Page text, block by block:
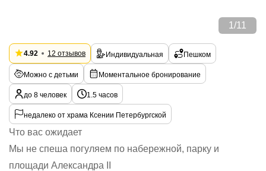
1 /11
4.92 12 отзывов Индивидуальная Пешком
Можно с детьми Моментальное бронирование
до 8 человек 1.5 часов
недалеко от храма Ксении Петербургской
Что вас ожидает
Мы не спеша погуляем по набережной, парку и
площади Александра II